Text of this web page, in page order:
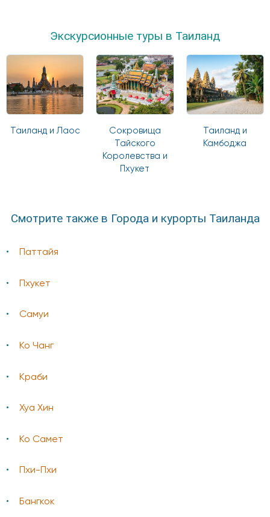
Экскурсионные туры в Таиланд
Таиланд и Лаос
Сокровища
Тайского
Королевства и
Пхукет
Таиланд и
Камбоджа
Смотрите также в Города и курорты Таиланда
Паттайя
Пхукет
Самуи
Ко Чанг
Краби
Хуа Хин
Ко Самет
Пхи-Пхи
Бангкок